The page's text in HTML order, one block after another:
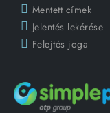
Mentett címek
Jelentés lekérése
Felejtés joga